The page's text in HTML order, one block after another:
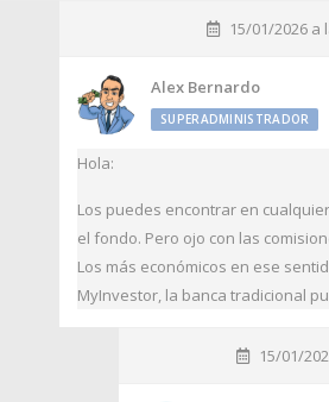
15/01/2026 a
Alex Bernardo
SUPERADMINISTRADOR
Hola:
Los puedes encontrar en
el fondo. Pero ojo con las
Los más económicos en ese
MyInvestor, la banca tradicional
15/01/